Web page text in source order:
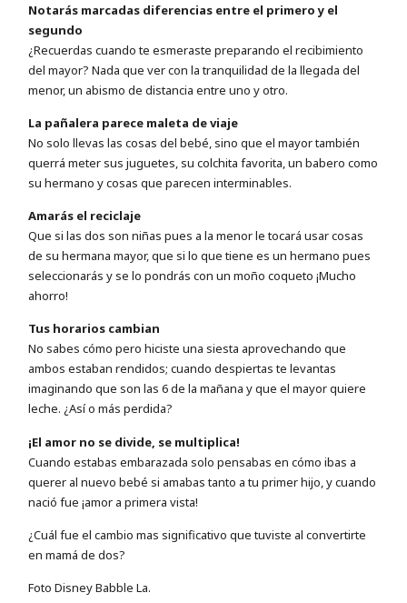
Notarás marcadas diferencias entre el primero y el
segundo
¿Recuerdas cuando te esmeraste preparando el recibimiento
del mayor? Nada que ver con la tranquilidad de la llegada del
menor, un abismo de distancia entre uno y otro.
La pañalera parece maleta de viaje
No solo llevas las cosas del bebé, sino que el mayor también
querrá meter sus juguetes, su colchita favorita, un babero como
su hermano y cosas que parecen interminables.
Amarás el reciclaje
Que si las dos son niñas pues a la menor le tocará usar cosas
de su hermana mayor, que si lo que tiene es un hermano pues
seleccionarás y se lo pondrás con un moño coqueto ¡Mucho
ahorro!
Tus horarios cambian
No sabes cómo pero hiciste una siesta aprovechando que
ambos estaban rendidos; cuando despiertas te levantas
imaginando que son las 6 de la mañana y que el mayor quiere
leche. ¿Así o más perdida?
¡El amor no se divide, se multiplica!
Cuando estabas embarazada solo pensabas en cómo ibas a
querer al nuevo bebé si amabas tanto a tu primer hijo, y cuando
nació fue ¡amor a primera vista!
¿Cuál fue el cambio mas significativo que tuviste al convertirte
en mamá de dos?
Foto Disney Babble La.